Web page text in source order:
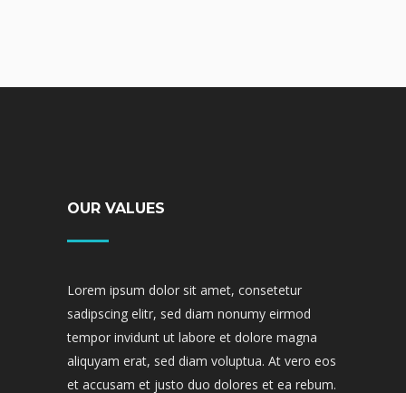
OUR VALUES
Lorem ipsum dolor sit amet, consetetur
sadipscing elitr, sed diam nonumy eirmod
tempor invidunt ut labore et dolore magna
aliquyam erat, sed diam voluptua. At vero eos
et accusam et justo duo dolores et ea rebum.